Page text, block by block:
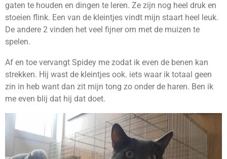
gaten te houden en dingen te leren. Ze zijn nog heel druk en
stoeien flink. Een van de kleintjes vindt mijn staart heel leuk.
De andere 2 vinden het veel fijner om met de muizen te
spelen.
Af en toe vervangt Spidey me zodat ik even de benen kan
strekken. Hij wast de kleintjes ook. iets waar ik totaal geen
zin in heb want dan zit mijn tong zo onder de haren. Ben ik
me even blij dat hij dat doet.